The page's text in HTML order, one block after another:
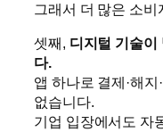
그래서 더 많은 소
셋째, 디지털 기술이
다.
앱 하나로 결제·해
없습니다.
기업 입장에서도 자